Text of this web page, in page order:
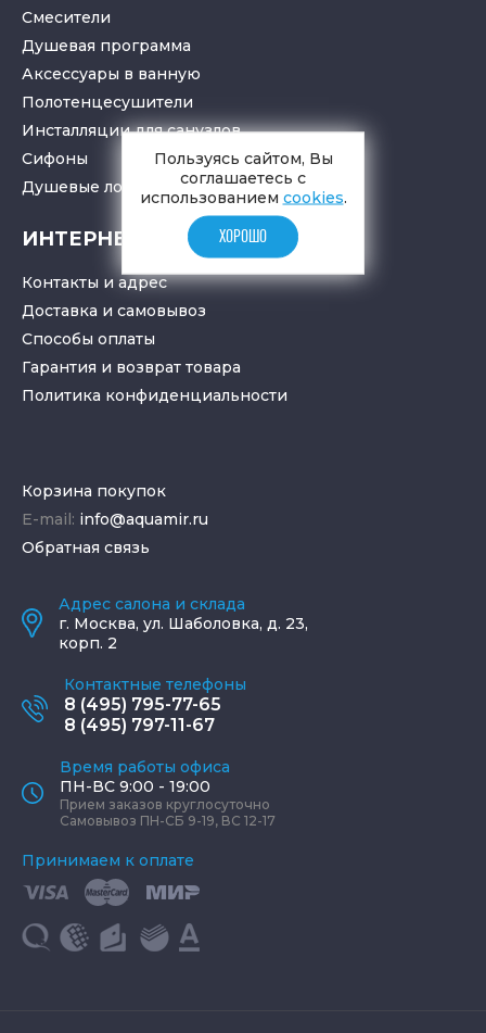
Смесители
Душевая программа
Аксессуары в ванную
Полотенцесушители
Инсталляции для санузлов
Cифоны
Душевые лотки
трапы
ИНТЕРНЕТ-МАГАЗИН
Контакты и адрес
Доставка и самовывоз
Способы оплаты
Гарантия и возврат товара
Политика конфиденциальности
Корзина покупок
E-mail: info@aquamir.ru
Обратная связь
Адрес салона и склада
г. Москва, ул. Шаболовка, д. 23,
корп. 2
Контактные телефоны
8 (495) 795-77-65
8 (495) 797-11-67
Время работы офиса
ПН-ВС 9:00 - 19:00
Прием заказов круглосуточно
Самовывоз ПН-СБ 9-19, ВС 12-17
Принимаем к оплате
Пользуясь сайтом, Вы
соглашаетесь с
использованием cookies.
ХОРОШО